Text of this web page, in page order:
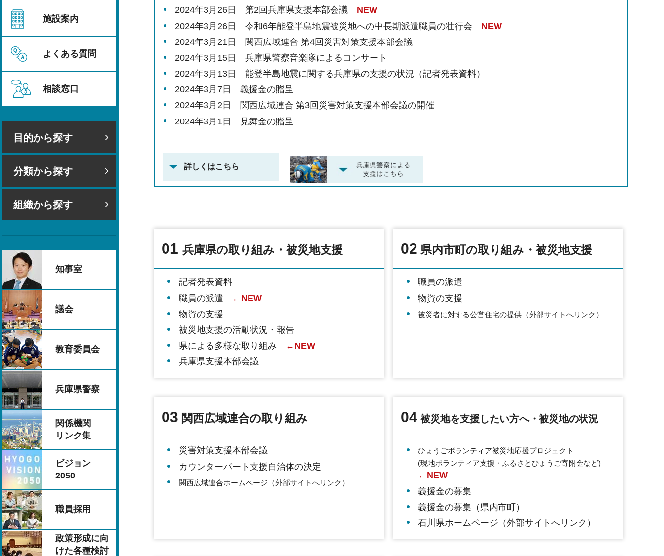
施設案内
よくある質問
相談窓口
目的から探す
分類から探す
組織から探す
知事室
議会
教育委員会
兵庫県警察
関係機関
リンク集
ビジョン
2050
職員採用
政策形成に向
けた各種検討
2024年3月26日 第2回兵庫県支援本部会議
NEW
2024年3月26日 令和6年能登半島地震被災地への中長期派遣職員の壮行会
NEW
2024年3月21日 関西広域連合 第4回災害対策支援本部会議
2024年3月15日 兵庫県警察音楽隊によるコンサート
2024年3月13日 能登半島地震に関する兵庫県の支援の状況（記者発表資料）
2024年3月7日 義援金の贈呈
2024年3月2日 関西広域連合 第3回災害対策支援本部会議の開催
2024年3月1日
見舞金の贈呈
詳しくはこちら
01 兵庫県の取り組み・被災地支援
記者発表資料
職員の派遣
←NEW
物資の支援
被災地支援の活動状況・報告
県による多様な取り組み
←NEW
兵庫県支援本部会議
02 県内市町の取り組み・被災地支援
職員の派遣
物資の支援
被災者に対する公営住宅の提供（外部サイトへリンク）
03 関西広域連合の取り組み
災害対策支援本部会議
カウンターパート支援自治体の決定
関西広域連合ホームページ（外部サイトへリンク）
04 被災地を支援したい方へ・被災地の状況
ひょうごボランティア被災地応援プロジェクト
(現地ボランティア支援・ふるさとひょうご寄附金など)
←NEW
義援金の募集
義援金の募集（県内市町）
石川県ホームページ（外部サイトへリンク）